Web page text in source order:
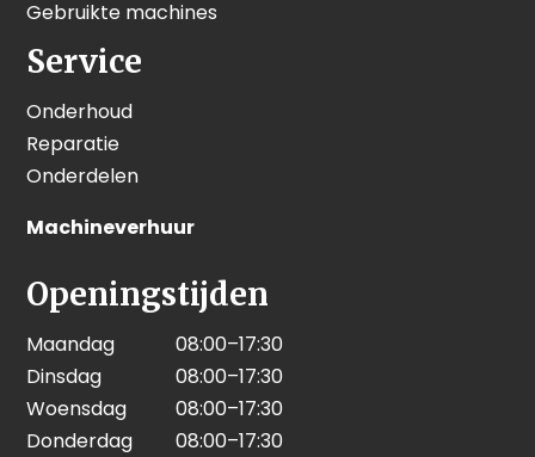
Gebruikte machines
Service
Onderhoud
Reparatie
Onderdelen
Machineverhuur
Openingstijden
Maandag
08:00–17:30
Dinsdag
08:00–17:30
Woensdag
08:00–17:30
Donderdag
08:00–17:30